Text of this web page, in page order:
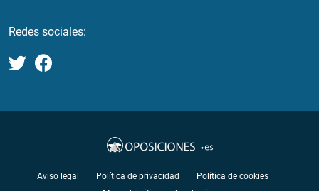
Redes sociales:
Aviso legal Política de privacidad
Política de cookies